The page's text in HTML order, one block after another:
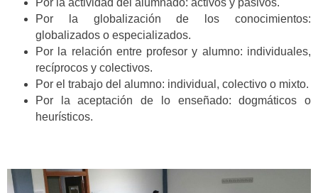
Por la globalización de los conocimientos:
globalizados o especializados.
Por la relación entre profesor y alumno: individuales,
recíprocos y colectivos.
Por el trabajo del alumno: individual, colectivo o mixto.
Por la aceptación de lo enseñado: dogmáticos o
heurísticos.